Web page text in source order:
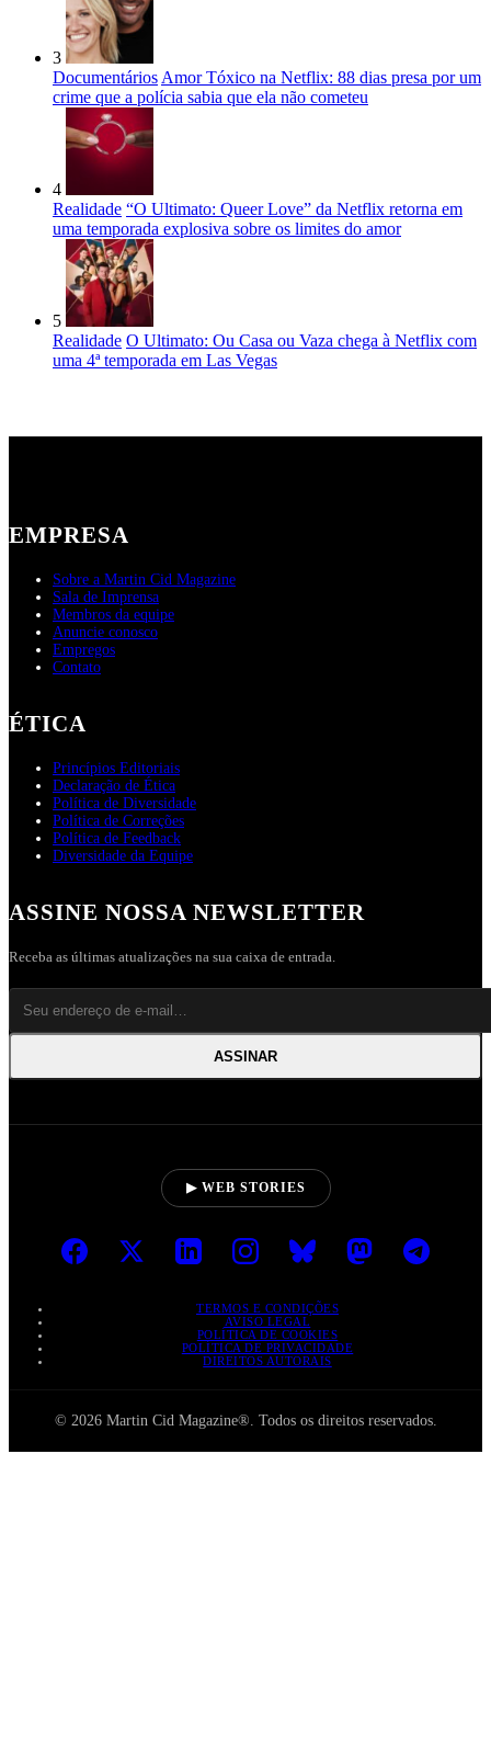
3
Documentários Amor Tóxico na Netflix: 88 dias presa por um
crime que a polícia sabia que ela não cometeu
4
Realidade “O Ultimato: Queer Love” da Netflix retorna em
uma temporada explosiva sobre os limites do amor
5
Realidade O Ultimato: Ou Casa ou Vaza chega à Netflix com
uma 4ª temporada em Las Vegas
EMPRESA
Sobre a Martin Cid Magazine
Sala de Imprensa
Membros da equipe
Anuncie conosco
Empregos
Contato
ÉTICA
Princípios Editoriais
Declaração de Ética
Política de Diversidade
Política de Correções
Política de Feedback
Diversidade da Equipe
ASSINE NOSSA NEWSLETTER
Receba as últimas atualizações na sua caixa de entrada.
ASSINAR
▶ WEB STORIES
TERMOS E CONDIÇÕES
AVISO LEGAL
POLÍTICA DE COOKIES
POLÍTICA DE PRIVACIDADE
DIREITOS AUTORAIS
© 2026 Martin Cid Magazine®. Todos os direitos reservados.